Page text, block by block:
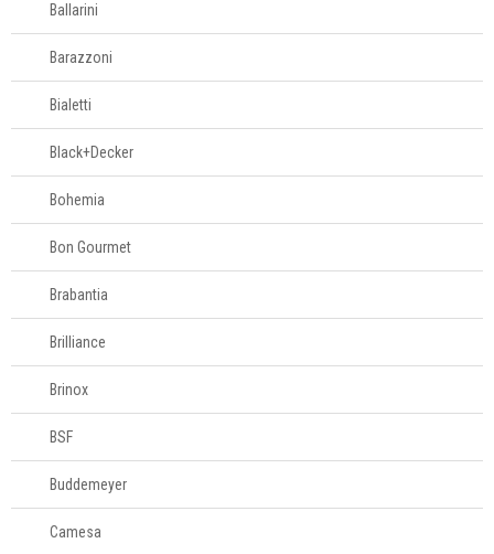
Ballarini
Barazzoni
Bialetti
Black+Decker
Bohemia
Bon Gourmet
Brabantia
Brilliance
Brinox
BSF
Buddemeyer
Camesa